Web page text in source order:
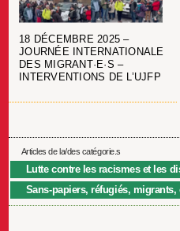
18 DÉCEMBRE 2025 –
JOURNÉE INTERNATIONALE
DES MIGRANT·E·S –
INTERVENTIONS DE L’UJFP
Articles de la/des catégorie.s
Lutte contre les racismes et les
Sans-papiers, réfugiés, migrants,